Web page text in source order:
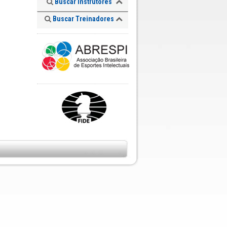
Buscar Treinadores